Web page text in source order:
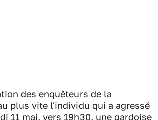
des enquêteurs de la
plus vite l'individu qui a agressé
11 mai, vers 19h30, une gardoise